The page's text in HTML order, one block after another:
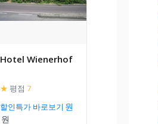
Hotel Wienerhof
★ 평점 7
할인특가 바로보기